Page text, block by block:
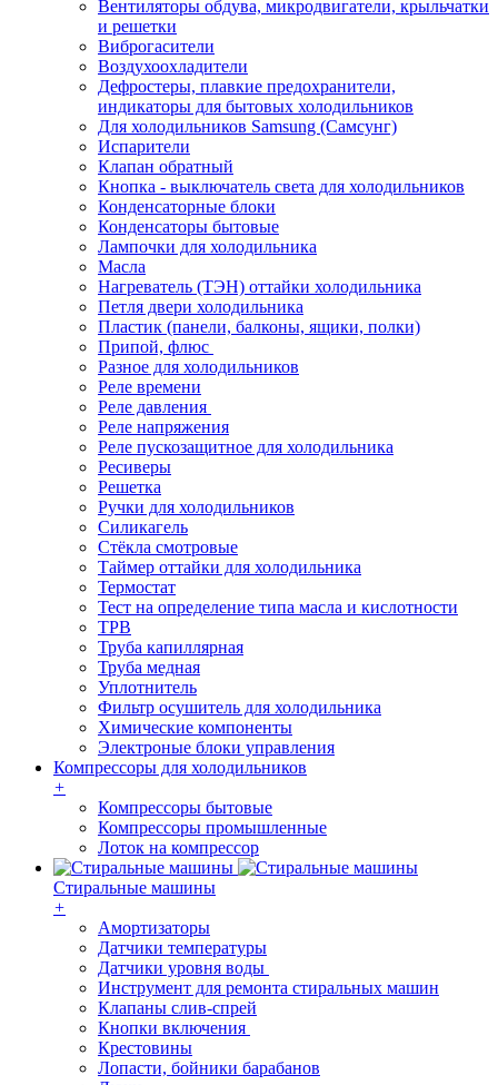
Вентиляторы обдува, микродвигатели, крыльчатки
и решетки
Виброгасители
Воздухоохладители
Дефростеры, плавкие предохранители,
индикаторы для бытовых холодильников
Для холодильников Samsung (Самсунг)
Испарители
Клапан обратный
Кнопка - выключатель света для холодильников
Конденсаторные блоки
Конденсаторы бытовые
Лампочки для холодильника
Масла
Нагреватель (ТЭН) оттайки холодильника
Петля двери холодильника
Пластик (панели, балконы, ящики, полки)
Припой, флюс
Разное для холодильников
Реле времени
Реле давления
Реле напряжения
Реле пускозащитное для холодильника
Ресиверы
Решетка
Ручки для холодильников
Силикагель
Стёкла смотровые
Таймер оттайки для холодильника
Термостат
Тест на определение типа масла и кислотности
ТРВ
Труба капиллярная
Труба медная
Уплотнитель
Фильтр осушитель для холодильника
Химические компоненты
Электроные блоки управления
Компрессоры для холодильников
+
Компрессоры бытовые
Компрессоры промышленные
Лоток на компрессор
Стиральные машины
+
Амортизаторы
Датчики температуры
Датчики уровня воды
Инструмент для ремонта стиральных машин
Клапаны слив-спрей
Кнопки включения
Крестовины
Лопасти, бойники барабанов